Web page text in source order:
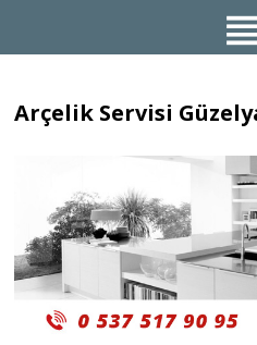
Arçelik Servisi